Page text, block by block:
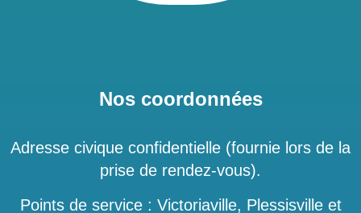
Nos coordonnées
Adresse civique confidentielle (fournie lors de la
prise de rendez-vous).
Points de service : Victoriaville, Plessisville et